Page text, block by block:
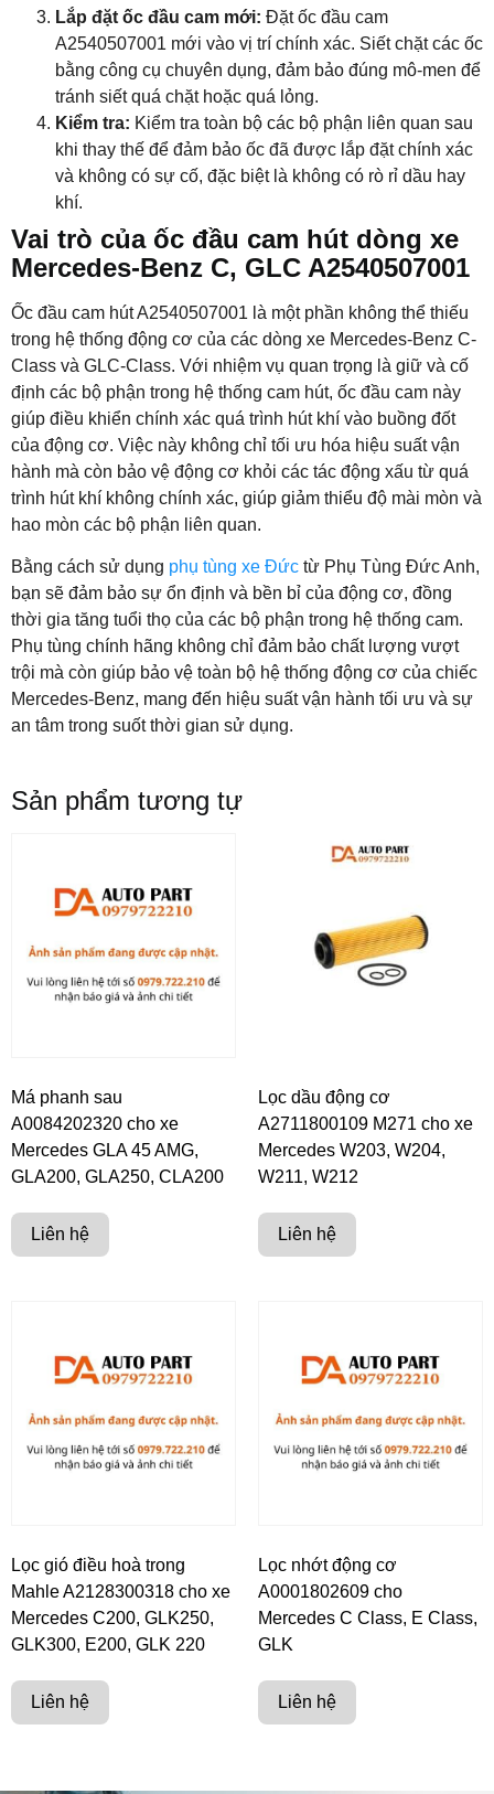
Lắp đặt ốc đầu cam mới: Đặt ốc đầu cam
A2540507001 mới vào vị trí chính xác. Siết chặt các ốc
bằng công cụ chuyên dụng, đảm bảo đúng mô-men để
tránh siết quá chặt hoặc quá lỏng.
Kiểm tra: Kiểm tra toàn bộ các bộ phận liên quan sau
khi thay thế để đảm bảo ốc đã được lắp đặt chính xác
và không có sự cố, đặc biệt là không có rò rỉ dầu hay
khí.
Vai trò của ốc đầu cam hút dòng xe
Mercedes-Benz C, GLC A2540507001
Ốc đầu cam hút A2540507001 là một phần không thể thiếu
trong hệ thống động cơ của các dòng xe Mercedes-Benz C-
Class và GLC-Class. Với nhiệm vụ quan trọng là giữ và cố
định các bộ phận trong hệ thống cam hút, ốc đầu cam này
giúp điều khiển chính xác quá trình hút khí vào buồng đốt
của động cơ. Việc này không chỉ tối ưu hóa hiệu suất vận
hành mà còn bảo vệ động cơ khỏi các tác động xấu từ quá
trình hút khí không chính xác, giúp giảm thiểu độ mài mòn và
hao mòn các bộ phận liên quan.
Bằng cách sử dụng phụ tùng xe Đức từ Phụ Tùng Đức Anh,
bạn sẽ đảm bảo sự ổn định và bền bỉ của động cơ, đồng
thời gia tăng tuổi thọ của các bộ phận trong hệ thống cam.
Phụ tùng chính hãng không chỉ đảm bảo chất lượng vượt
trội mà còn giúp bảo vệ toàn bộ hệ thống động cơ của chiếc
Mercedes-Benz, mang đến hiệu suất vận hành tối ưu và sự
an tâm trong suốt thời gian sử dụng.
Sản phẩm tương tự
Má phanh sau
A0084202320 cho xe
Mercedes GLA 45 AMG,
GLA200, GLA250, CLA200
Liên hệ
Lọc dầu động cơ
A2711800109 M271 cho xe
Mercedes W203, W204,
W211, W212
Liên hệ
Lọc gió điều hoà trong
Mahle A2128300318 cho xe
Mercedes C200, GLK250,
GLK300, E200, GLK 220
Liên hệ
Lọc nhớt động cơ
A0001802609 cho
Mercedes C Class, E Class,
GLK
Liên hệ